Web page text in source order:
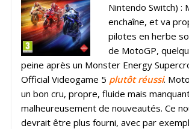
Nintendo Switch) :
enchaîne, et va
pilotes en herbe
de MotoGP,
peine après un Monster Energy
Official Videogame 5 plutôt réussi.
un bon cru, propre, fluide mais
malheureusement de nouveautés. Ce
devrait être plus fourni, avec par